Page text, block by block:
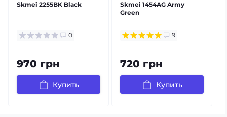
Skmei 2255BK Black
0
970 грн
Купить
Skmei 1454AG Army
Green
9
720 грн
Купить